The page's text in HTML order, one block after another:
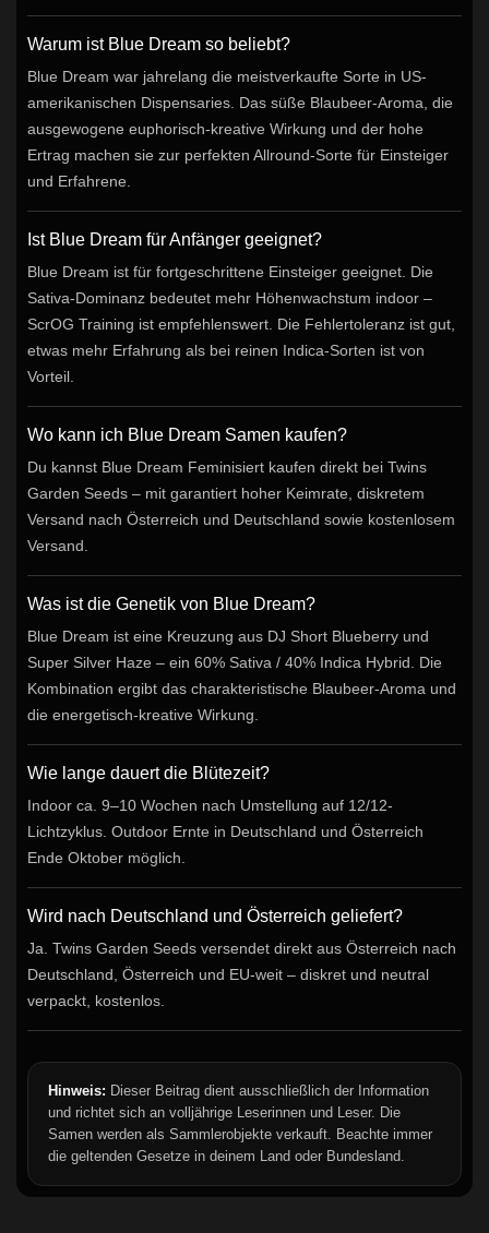
Warum ist Blue Dream so beliebt?
Blue Dream war jahrelang die meistverkaufte Sorte in US-
amerikanischen Dispensaries. Das süße Blaubeer-Aroma, die
ausgewogene euphorisch-kreative Wirkung und der hohe
Ertrag machen sie zur perfekten Allround-Sorte für Einsteiger
und Erfahrene.
Ist Blue Dream für Anfänger geeignet?
Blue Dream ist für fortgeschrittene Einsteiger geeignet. Die
Sativa-Dominanz bedeutet mehr Höhenwachstum indoor –
ScrOG Training ist empfehlenswert. Die Fehlertoleranz ist gut,
etwas mehr Erfahrung als bei reinen Indica-Sorten ist von
Vorteil.
Wo kann ich Blue Dream Samen kaufen?
Du kannst Blue Dream Feminisiert kaufen direkt bei Twins
Garden Seeds – mit garantiert hoher Keimrate, diskretem
Versand nach Österreich und Deutschland sowie kostenlosem
Versand.
Was ist die Genetik von Blue Dream?
Blue Dream ist eine Kreuzung aus DJ Short Blueberry und
Super Silver Haze – ein 60% Sativa / 40% Indica Hybrid. Die
Kombination ergibt das charakteristische Blaubeer-Aroma und
die energetisch-kreative Wirkung.
Wie lange dauert die Blütezeit?
Indoor ca. 9–10 Wochen nach Umstellung auf 12/12-
Lichtzyklus. Outdoor Ernte in Deutschland und Österreich
Ende Oktober möglich.
Wird nach Deutschland und Österreich geliefert?
Ja. Twins Garden Seeds versendet direkt aus Österreich nach
Deutschland, Österreich und EU-weit – diskret und neutral
verpackt, kostenlos.
Hinweis: Dieser Beitrag dient ausschließlich der Information
und richtet sich an volljährige Leserinnen und Leser. Die
Samen werden als Sammlerobjekte verkauft. Beachte immer
die geltenden Gesetze in deinem Land oder Bundesland.